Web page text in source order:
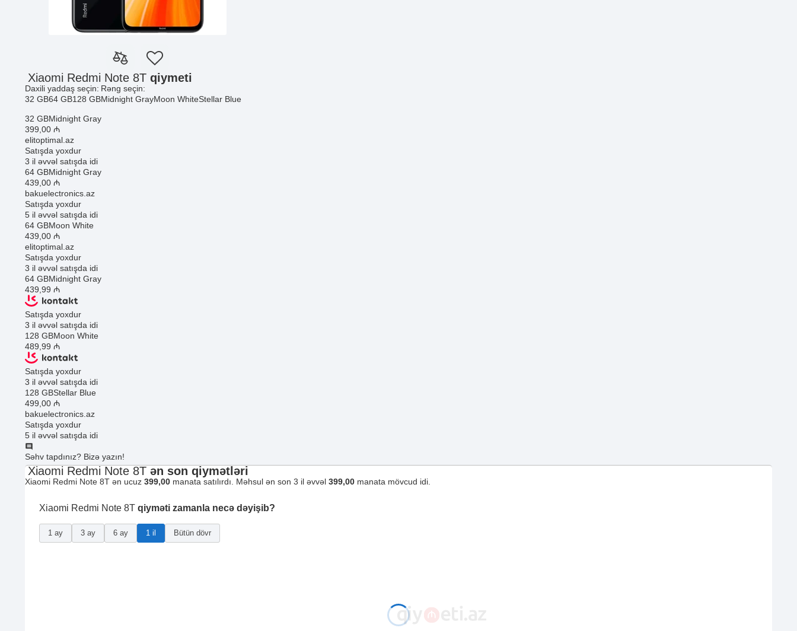
Xiaomi Redmi Note 8T qiymeti
Daxili yaddaş seçin:
32 GB64 GB128 GB
Rəng seçin:
Midnight GrayMoon WhiteStellar Blue
32 GBMidnight Gray
399 ,00 ₼
elitoptimal.az
Satışda yoxdur
3 il əvvəl satışda idi
64 GBMidnight Gray
439 ,00 ₼
bakuelectronics.az
Satışda yoxdur
5 il əvvəl satışda idi
64 GBMoon White
439 ,00 ₼
elitoptimal.az
Satışda yoxdur
3 il əvvəl satışda idi
64 GBMidnight Gray
439 ,99 ₼
Satışda yoxdur
3 il əvvəl satışda idi
128 GBMoon White
489 ,99 ₼
Satışda yoxdur
3 il əvvəl satışda idi
128 GBStellar Blue
499 ,00 ₼
bakuelectronics.az
Satışda yoxdur
5 il əvvəl satışda idi
Səhv tapdınız? Bizə yazın!
Xiaomi Redmi Note 8T ən son qiymətləri
Xiaomi Redmi Note 8T ən ucuz 399,00 manata satılırdı. Məhsul ən son 3 il əvvəl 399,00 manata mövcud idi.
Xiaomi Redmi Note 8T qiyməti zamanla necə dəyişib?
1 ay 3 ay 6 ay 1 il Bütün dövr